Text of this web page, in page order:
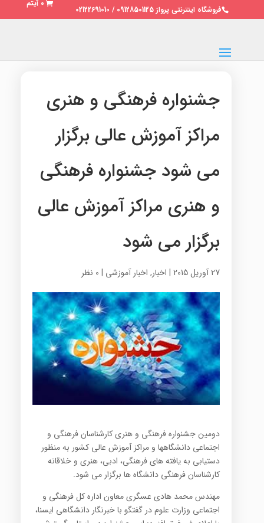
فروشگاه اینترنتی پرواز 09128501125 / 02122691010
0 آیتم
جشنواره فرهنگی و هنری
مراکز آموزش عالی برگزار
می شود جشنواره فرهنگی
و هنری مراکز آموزش عالی
برگزار می شود
27 آوریل 2015 | اخبار, اخبار آموزشی | 0 نظر
دومین جشنواره فرهنگی و هنری کارشناسان فرهنگی و
اجتماعی دانشگاهها و مراکز آموزش عالی کشور به منظور
دستیابی به یافته های فرهنگی، ادبی، هنری و خلاقانه
کارشناسان فرهنگی دانشگاه ها برگزار می شود.
مهندس محمد هادی عسگری معاون اداره کل فرهنگی و
اجتماعی وزارت علوم در گفتگو با خبرنگار دانشگاهی ایسنا،